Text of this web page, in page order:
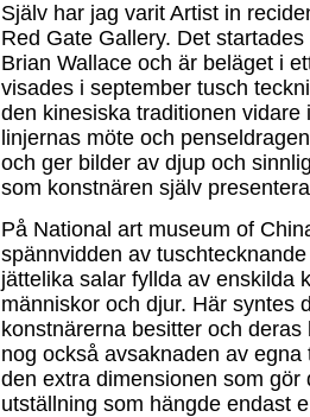
Själv har jag varit Artist in
Red Gate Gallery. Det
Brian Wallace och är beläget i
visades i september tusch
den kinesiska traditionen
linjernas möte och
och ger bilder av djup och
som konstnären själv
På National art museum of
spännvidden av
jättelika salar fyllda av enskilda
människor och djur. Här syntes
konstnärerna besitter och
nog också avsaknaden av
den extra dimensionen som
utställning som hängde endast